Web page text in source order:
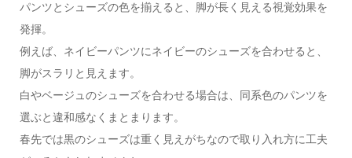
パンツとシューズの色を揃えると、脚が長く見える視覚効果を
発揮。
例えば、ネイビーパンツにネイビーのシューズを合わせると、
脚がスラリと見えます。
白やベージュのシューズを合わせる場合は、同系色のパンツを
選ぶと違和感なくまとまります。
春先では黒のシューズは重く見えがちなので取り入れ方に工夫